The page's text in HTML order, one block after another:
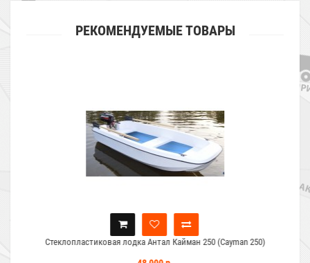
РЕКОМЕНДУЕМЫЕ ТОВАРЫ
Стеклопластиковая лодка Антал Кайман 250 (Cayman 250)